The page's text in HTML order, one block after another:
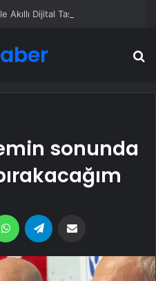
sonunda
WhatsApp